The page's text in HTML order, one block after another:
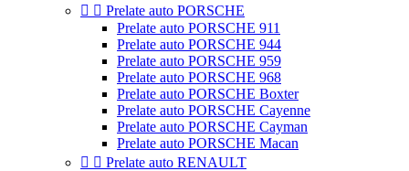
  Prelate auto PORSCHE
Prelate auto PORSCHE 911
Prelate auto PORSCHE 944
Prelate auto PORSCHE 959
Prelate auto PORSCHE 968
Prelate auto PORSCHE Boxter
Prelate auto PORSCHE Cayenne
Prelate auto PORSCHE Cayman
Prelate auto PORSCHE Macan
  Prelate auto RENAULT